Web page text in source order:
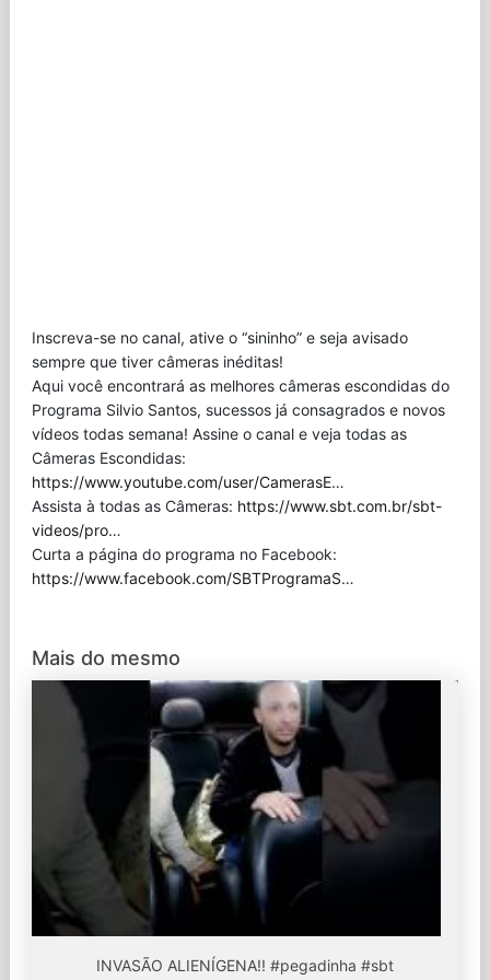
Inscreva-se no canal, ative o “sininho” e seja avisado
sempre que tiver câmeras inéditas!
Aqui você encontrará as melhores câmeras escondidas do
Programa Silvio Santos, sucessos já consagrados e novos
vídeos todas semana! Assine o canal e veja todas as
Câmeras Escondidas:
https://www.youtube.com/user/CamerasE…
Assista à todas as Câmeras: https://www.sbt.com.br/sbt-
videos/pro…
Curta a página do programa no Facebook:
https://www.facebook.com/SBTProgramaS…
Mais do mesmo
INVASÃO ALIENÍGENA!! #pegadinha #sbt